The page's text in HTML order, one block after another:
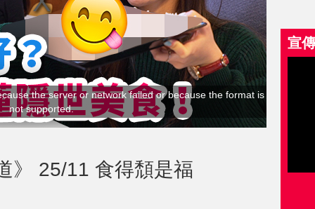
the server or network failed or because the format is
not supported.
》 25/11 食得頹是福
宣